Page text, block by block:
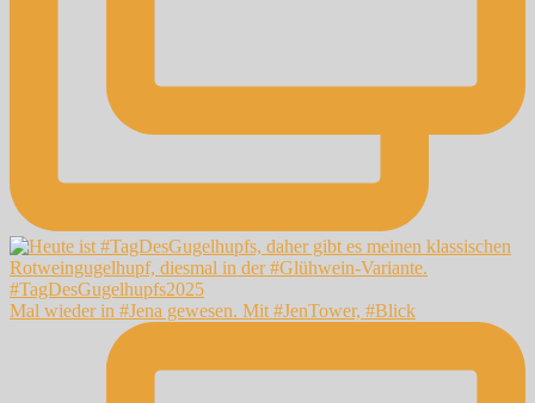
Mal wieder in #Jena gewesen. Mit #JenTower, #Blick